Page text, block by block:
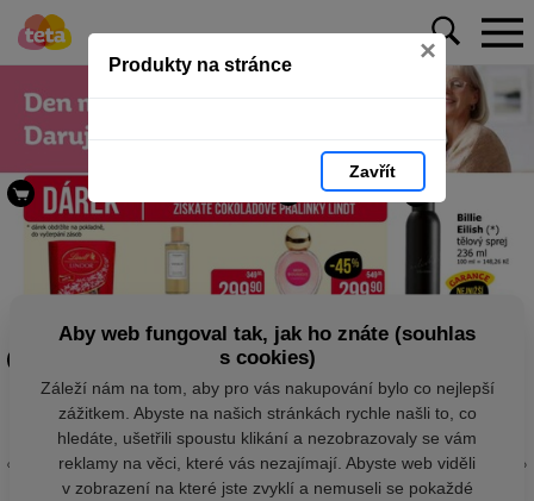
Produkty na stránce ×
Zavřít
Aby web fungoval tak, jak ho znáte (souhlas
s cookies)
Záleží nám na tom, aby pro vás nakupování bylo co nejlepší
zážitkem. Abyste na našich stránkách rychle našli to, co
hledáte, ušetřili spoustu klikání a nezobrazovaly se vám
reklamy na věci, které vás nezajímají. Abyste web viděli
v zobrazení na které jste zvyklí a nemuseli se pokaždé